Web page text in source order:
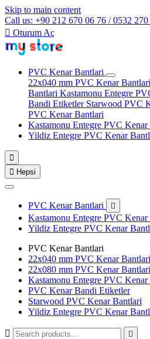
Skip to main content
Call us: +90 212 670 06 76 / 0532
 Oturum Aç
PVC Kenar Bantlari
22x040 mm PVC Kenar Bantlari
Bantlari Kastamonu Entegre
Bandi Etiketler Starwood PVC
PVC Kenar Bantlari
Kastamonu Entegre PVC Kenar
Yildiz Entegre PVC Kenar

 Hepsi
PVC Kenar Bantlari 
Kastamonu Entegre PVC Kenar
Yildiz Entegre PVC Kenar
PVC Kenar Bantlari
22x040 mm PVC Kenar Bantlari
22x080 mm PVC Kenar Bantlari
Kastamonu Entegre PVC Kenar
PVC Kenar Bandi Etiketler
Starwood PVC Kenar Bantlari
Yildiz Entegre PVC Kenar
 